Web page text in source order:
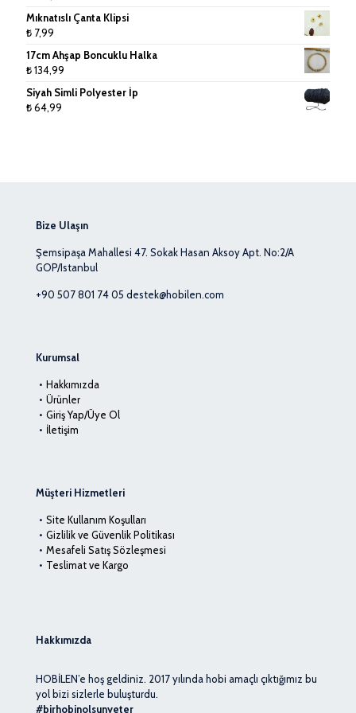
Mıknatıslı Çanta Klipsi
₺ 7,99
17cm Ahşap Boncuklu Halka
₺134,99
Siyah Simli Polyester İp
₺64,99
Bize Ulaşın
Şemsipaşa Mahallesi 47. Sokak Hasan Aksoy Apt. No:2/A
GOP/Istanbul
+90 507 801 74 05 destek@hobilen.com
Kurumsal
Hakkımızda
Ürünler
Giriş Yap/Üye Ol
İletişim
Müşteri Hizmetleri
Site Kullanım Koşulları
Gizlilik ve Güvenlik Politikası
Mesafeli Satış Sözleşmesi
Teslimat ve Kargo
Hakkımızda
HOBİLEN’e hoş geldiniz. 2017 yılında hobi amaçlı çıktığımız bu
yol bizi sizlerle buluşturdu.
#birhobinolsunyeter